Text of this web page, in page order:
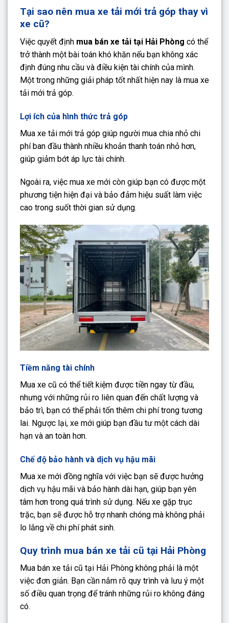
Tại sao nên mua xe tải mới trả góp thay vì
xe cũ?
Việc quyết định mua bán xe tải tại Hải Phòng có thể
trở thành một bài toán khó khăn nếu bạn không xác
định đúng nhu cầu và điều kiện tài chính của mình.
Một trong những giải pháp tốt nhất hiện nay là mua xe
tải mới trả góp.
Lợi ích của hình thức trả góp
Mua xe tải mới trả góp giúp người mua chia nhỏ chi
phí ban đầu thành nhiều khoản thanh toán nhỏ hơn,
giúp giảm bớt áp lực tài chính.
Ngoài ra, việc mua xe mới còn giúp bạn có được một
phương tiện hiện đại và bảo đảm hiệu suất làm việc
cao trong suốt thời gian sử dụng.
Tiềm năng tài chính
Mua xe cũ có thể tiết kiệm được tiền ngay từ đầu,
nhưng với những rủi ro liên quan đến chất lượng và
bảo trì, bạn có thể phải tốn thêm chi phí trong tương
lai. Ngược lại, xe mới giúp bạn đầu tư một cách dài
hạn và an toàn hơn.
Chế độ bảo hành và dịch vụ hậu mãi
Mua xe mới đồng nghĩa với việc bạn sẽ được hưởng
dịch vụ hậu mãi và bảo hành dài hạn, giúp bạn yên
tâm hơn trong quá trình sử dụng. Nếu xe gặp trục
trặc, bạn sẽ được hỗ trợ nhanh chóng mà không phải
lo lắng về chi phí phát sinh.
Quy trình mua bán xe tải cũ tại Hải Phòng
Mua bán xe tải cũ tại Hải Phòng không phải là một
việc đơn giản. Bạn cần nắm rõ quy trình và lưu ý một
số điều quan trọng để tránh những rủi ro không đáng
có.